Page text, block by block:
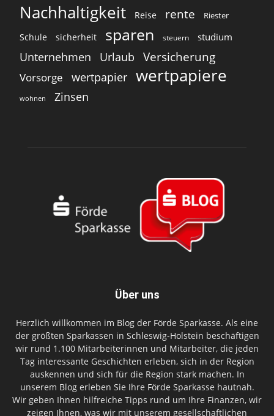
Nachhaltigkeit Reise rente Riester
Schule sicherheit sparen steuern studium
Unternehmen Urlaub Versicherung
Vorsorge wertpapier wertpapiere
wohnen Zinsen
Über uns
Herzlich willkommen im Blog der Förde Sparkasse. Als eine
der größten Sparkassen in Schleswig-Holstein beschäftigen
wir rund 1.100 Mitarbeiterinnen und Mitarbeiter, die jeden
Tag interessante Geschichten erleben, sich in der Region
auskennen und sich für die Region stark machen. In
unserem Blog erleben Sie Ihre Förde Sparkasse hautnah.
Wir geben Ihnen hilfreiche Tipps rund um Ihre Finanzen, wir
zeigen Ihnen, was wir mit unserem gesellschaftlichen